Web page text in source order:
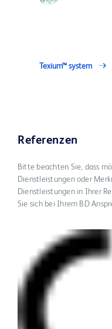
Texium™ system
Referenzen
Bitte beachten Sie, dass
Dienstleistungen oder
Dienstleistungen in Ihrer
Sie sich bei Ihrem BD